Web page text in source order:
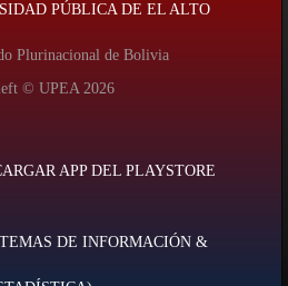
PÚBLICA DE EL ALTO
Plurinacional de Bolivia
© UPEA 2026
APP DEL PLAYSTORE
DE INFORMACIÓN &